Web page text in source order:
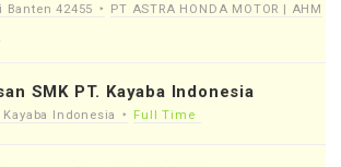
Banten 42455
PT ASTRA HONDA MOTOR | AHM
SMK PT. Kayaba Indonesia
Kayaba Indonesia Full Time